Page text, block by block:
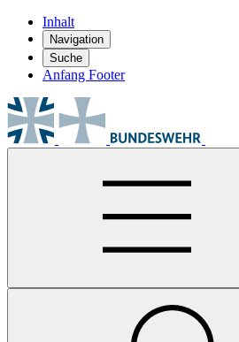
Inhalt
Navigation
Suche
Anfang Footer